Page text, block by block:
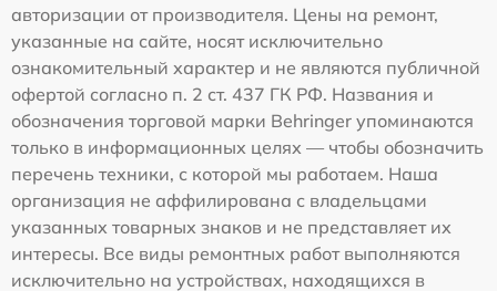
авторизации от производителя. Цены на ремонт,
указанные на сайте, носят исключительно
ознакомительный характер и не являются публичной
офертой согласно п. 2 ст. 437 ГК РФ. Названия и
обозначения торговой марки Behringer упоминаются
только в информационных целях — чтобы обозначить
перечень техники, с которой мы работаем. Наша
организация не аффилирована с владельцами
указанных товарных знаков и не представляет их
интересы. Все виды ремонтных работ выполняются
исключительно на устройствах, находящихся в